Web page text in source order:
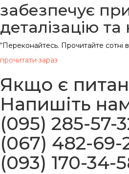
забезпечує
деталізацію
“Переконайтесь. Прочитайте сотні
прочитати зараз
Якщо є
Напишіть
(095) 285-57-
(067) 482-69-
(093) 170-34-